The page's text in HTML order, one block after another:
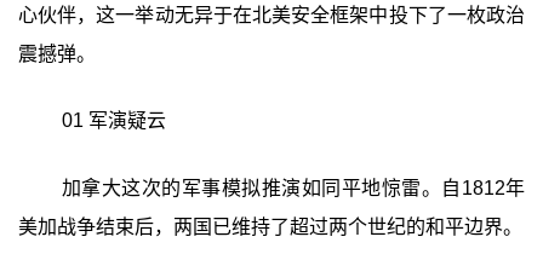
心伙伴，这一举动无异于在北美安全框架中投下了一枚政治
震撼弹。
01 军演疑云
加拿大这次的军事模拟推演如同平地惊雷。自1812年
美加战争结束后，两国已维持了超过两个世纪的和平边界。